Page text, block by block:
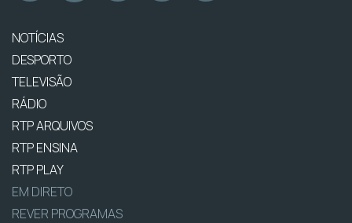
NOTÍCIAS
DESPORTO
TELEVISÃO
RÁDIO
RTP ARQUIVOS
RTP ENSINA
RTP PLAY
EM DIRETO
REVER PROGRAMAS